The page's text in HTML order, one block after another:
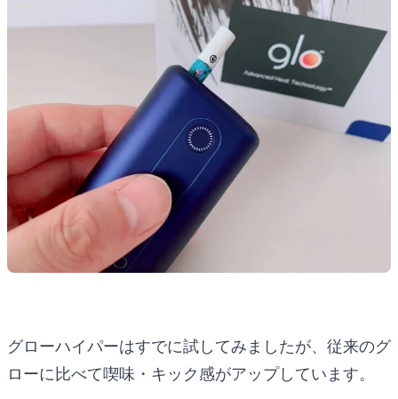
グローハイパーはすでに試してみましたが、従来のグ
ローに比べて喫味・キック感がアップしています。